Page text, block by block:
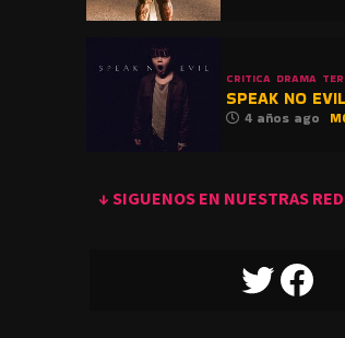
CRITICA DRAMA
SPEAK NO
4 años ago
↓ SIGUENOS EN NUESTRAS
TWITTERFACEBOOK